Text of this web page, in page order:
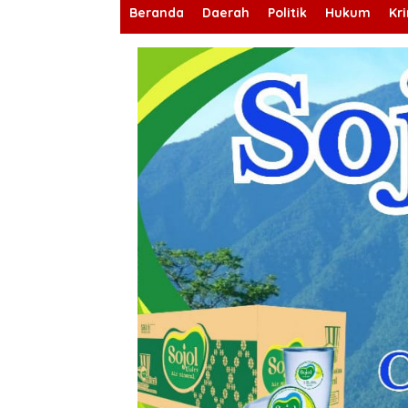
Beranda Daerah Politik Hukum